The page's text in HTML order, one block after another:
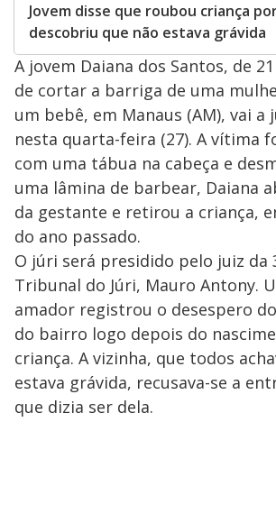
Jovem disse que roubou criança
descobriu que não estava grávida
A jovem Daiana dos Santos, de
de cortar a barriga de uma
um bebê, em Manaus (AM), vai
nesta quarta-feira (27). A vítima
com uma tábua na cabeça e
uma lâmina de barbear, Daiana
da gestante e retirou a criança,
do ano passado.
O júri será presidido pelo juiz da
Tribunal do Júri, Mauro Antony.
amador registrou o desespero
do bairro logo depois do
criança. A vizinha, que todos
estava grávida, recusava-se a
que dizia ser dela.